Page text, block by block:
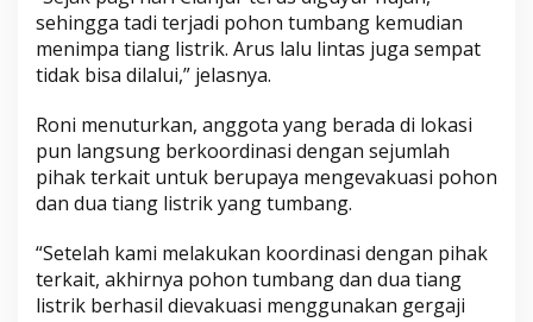
sehingga tadi terjadi pohon tumbang kemudian
menimpa tiang listrik. Arus lalu lintas juga sempat
tidak bisa dilalui,” jelasnya.
Roni menuturkan, anggota yang berada di lokasi
pun langsung berkoordinasi dengan sejumlah
pihak terkait untuk berupaya mengevakuasi pohon
dan dua tiang listrik yang tumbang.
“Setelah kami melakukan koordinasi dengan pihak
terkait, akhirnya pohon tumbang dan dua tiang
listrik berhasil dievakuasi menggunakan gergaji